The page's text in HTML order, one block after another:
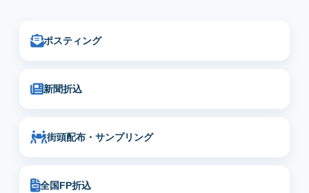
ポスティング
新聞折込
街頭配布・サンプリング
全国FP折込